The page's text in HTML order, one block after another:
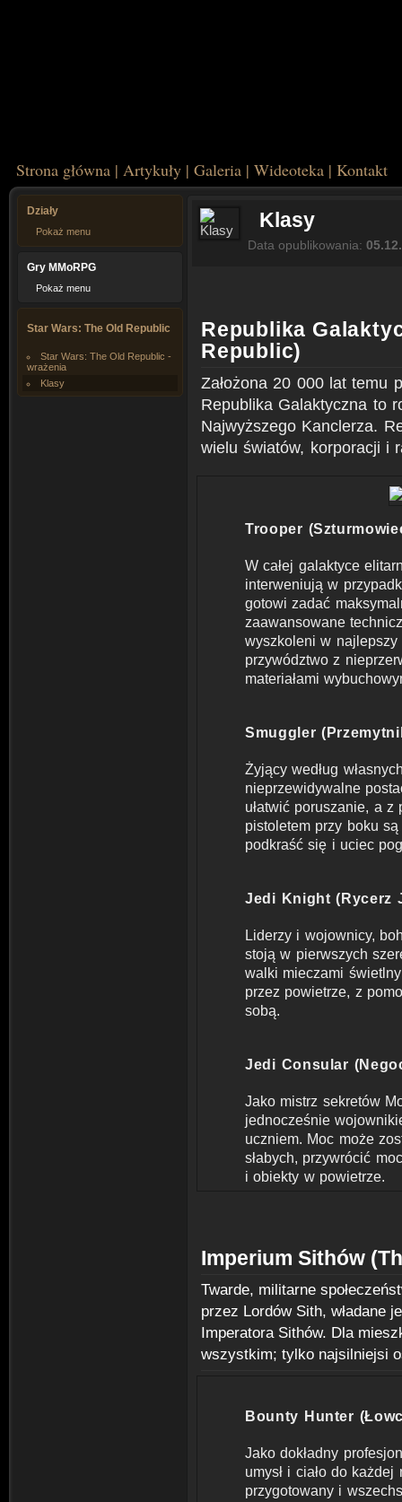
Strona główna | Artykuły | Galeria | Wideoteka | Kontakt
Działy
Pokaż menu
Gry MMoRPG
Pokaż menu
Star Wars: The Old Republic
Star Wars: The Old Republic -
wrażenia
Klasy
Klasy
Data opublikowania:
Republika
Republic)
Założona 20 000 lat temu
Republika Galaktyczna to
Najwyższego Kanclerza.
wielu światów, korporacji i
Trooper
W całej galaktyce
interweniują w
gotowi zadać
zaawansowane
wyszkoleni w najlepszy
przywództwo z
materiałami
Smuggler
Żyjący według
nieprzewidywalne
ułatwić poruszanie, a
pistoletem przy boku
podkraść się i uciec
Jedi Knight (Rycerz
Liderzy i wojownicy,
stoją w pierwszych
walki mieczami
przez powietrze, z
sobą.
Jedi Consular
Jako mistrz sekretów
jednocześnie
uczniem. Moc może
słabych, przywrócić
i obiekty w powietrze.
Imperium Sithów
Twarde, militarne
przez Lordów Sith, władane
Imperatora Sithów. Dla
wszystkim; tylko najsilniejsi
Bounty Hunter
Jako dokładny
umysł i ciało do
przygotowany i